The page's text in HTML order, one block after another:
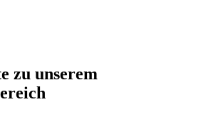
zu unserem